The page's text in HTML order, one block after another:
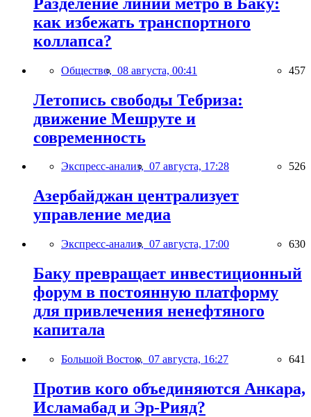
как избежать транспортного
коллапса?
Общество, 08 августа, 00:41 457
Летопись свободы Тебриза:
движение Мешруте и
современность
Экспресс-анализ, 07 августа, 17:28 526
Азербайджан централизует
управление медиа
Экспресс-анализ, 07 августа, 17:00 630
Баку превращает инвестиционный
форум в постоянную платформу
для привлечения ненефтяного
капитала
Большой Восток, 07 августа, 16:27 641
Против кого объединяются Анкара,
Исламабад и Эр-Рияд?